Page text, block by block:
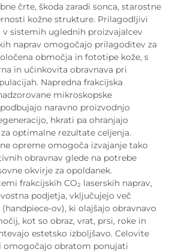
črte, škoda zaradi sonca, starostne
kožne strukture. Prilagodljivi
sistemih uglednih proizvajalcev
naprav omogočajo prilagoditev za
območja in fototipe kože, s
in učinkovita obravnava pri
Napredna frakcijska
mikroskopske
naravno proizvodnjo
hkrati pa ohranjajo
optimalne rezultate celjenja.
opreme omogoča izvajanje tako
obravnav glede na potrebe
okvirje za opoldanek.
frakcijskih CO₂ laserskih naprav,
podjetja, vključujejo več
ov), ki olajšajo obravnavo
kot so obraz, vrat, prsi, roke in
estetsko izboljšavo. Celovite
omogočajo obratom ponujati